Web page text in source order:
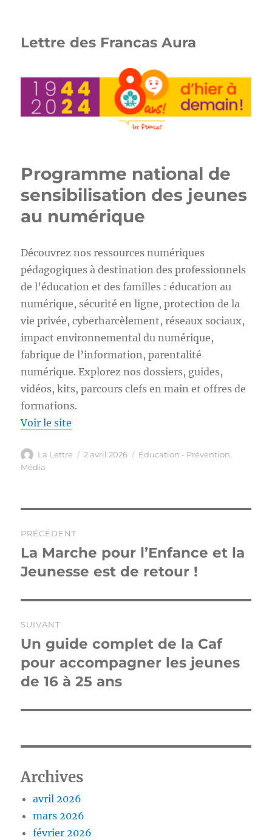
Lettre des Francas Aura
Programme national de
sensibilisation des jeunes
au numérique
Découvrez nos ressources numériques
pédagogiques à destination des professionnels
de l’éducation et des familles : éducation au
numérique, sécurité en ligne, protection de la
vie privée, cyberharcèlement, réseaux sociaux,
impact environnemental du numérique,
fabrique de l’information, parentalité
numérique. Explorez nos dossiers, guides,
vidéos, kits, parcours clefs en main et offres de
formations.
Voir le site
Auteur
La Lettre
Publié
2 avril 2026 Catégories
Éducation - Prévention
Média
de
l’article
PRÉCÉDENT
Publication
précédente :
La Marche pour l’Enfance et la
Jeunesse est de retour !
SUIVANT
Publication
suivante :
Un guide complet de la Caf
pour accompagner les jeunes
de 16 à 25 ans
Archives
avril 2026
mars 2026
février 2026